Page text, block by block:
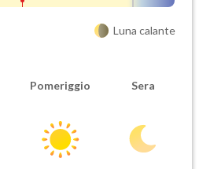
Luna calante
Pomeriggio Sera